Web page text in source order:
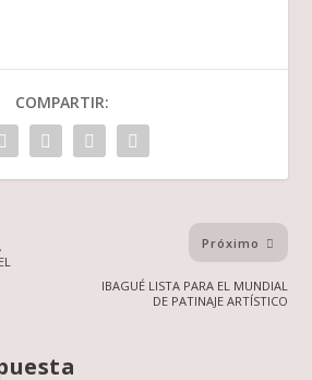
COMPARTIR:
Próximo
IBAGUÉ LISTA PARA EL MUNDIAL
DE PATINAJE ARTÍSTICO